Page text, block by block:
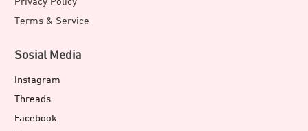
Terms & Service
Sosial Media
Instagram
Threads
Facebook